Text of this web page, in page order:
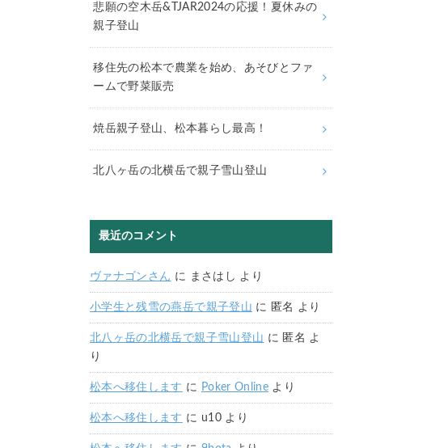
悲願の空木岳&TJAR2024の応援！夏休みの
親子登山
移住先の松本で農業を始め、あそびとファ
ームで野菜販売
焼岳親子登山、松本暮らし最高！
北八ヶ岳の北横岳で親子雪山登山
最近のコメント
ヴァナゴンさん に まさはし より
小学生と残雪の燕岳で親子登山 に 匿名 より
北八ヶ岳の北横岳で親子雪山登山 に 匿名 よ
り
松本へ移住します に Poker Online より
松本へ移住します に u10より